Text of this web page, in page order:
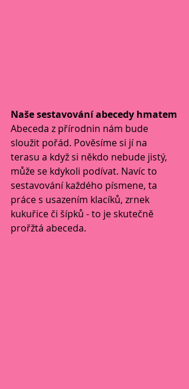
Naše sestavování abecedy hmatem
Abeceda z přírodnin nám bude
sloužit pořád. Pověsíme si jí na
terasu a když si někdo nebude jistý,
může se kdykoli podívat. Navíc to
sestavování každého písmene, ta
práce s usazením klacíků, zrnek
kukuřice či šípků - to je skutečně
prořžtá abeceda.